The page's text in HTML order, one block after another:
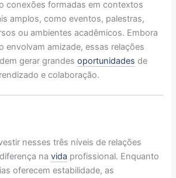
conexões formadas em contextos
amplos, como eventos, palestras,
ou ambientes acadêmicos. Embora
envolvam amizade, essas relações
gerar grandesoportunidades de
e colaboração.
nesses três níveis de relações
navida profissional. Enquanto
oferecem estabilidade, as